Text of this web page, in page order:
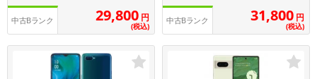
中古Bランク 29,800 円
(税込)
中古Bランク 31,800 円
(税込)